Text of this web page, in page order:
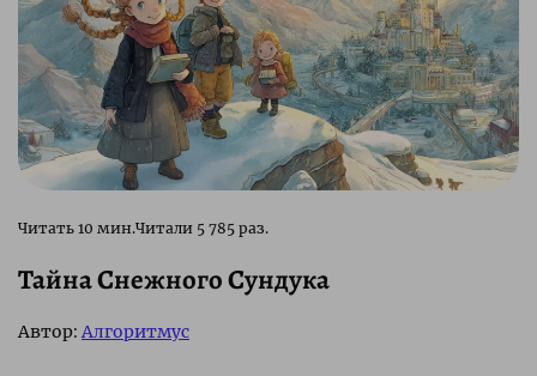
5 785 раз.
Тайна Снежного Сундука
Автор: Алгоритмус